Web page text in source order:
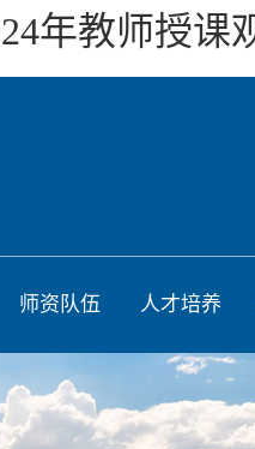
年教师授课
师资队伍 人才培养